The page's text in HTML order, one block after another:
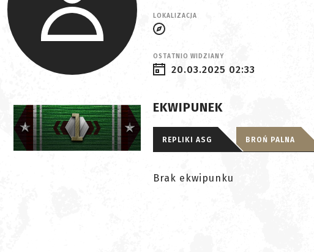
LOKALIZACJA
OSTATNIO WIDZIANY
20.03.2025 02:33
EKWIPUNEK
REPLIKI ASG BROŃ PALNA
Brak ekwipunku